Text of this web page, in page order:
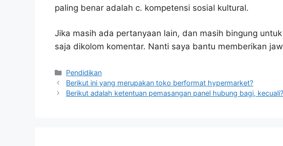
paling benar adalah c. kompetensi sosial kultural.
Jika masih ada pertanyaan lain, dan masih bingung
saja dikolom komentar. Nanti saya bantu memberikan
Kategori
Pendidikan
Berikut ini yang merupakan toko berformat hypermarket?
Berikut adalah ketentuan pemasangan panel hubung bagi, kecuali?